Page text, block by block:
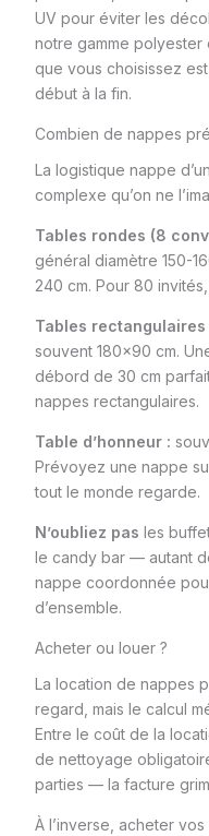
UV pour éviter les
notre gamme
que vous choisissez
début à la fin.
Combien de nappes
La logistique nappe
complexe qu’on ne
Tables rondes (8
général diamètre 150-
240 cm. Pour 80
Tables rectangulaires
souvent 180×90 cm.
débord de 30 cm
nappes rectangulaires.
Table d’honneur :
Prévoyez une nappe
tout le monde regarde.
N’oubliez pas les
le candy bar — autant
nappe coordonnée
d’ensemble.
Acheter ou louer ?
La location de nappes
regard, mais le calcul
Entre le coût de la
de nettoyage
parties — la facture
À l’inverse, acheter